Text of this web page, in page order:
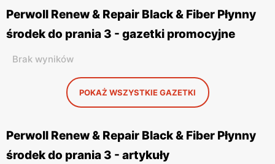
Perwoll Renew & Repair Black & Fiber Płynny
środek do prania 3 - gazetki promocyjne
Brak wyników
POKAŻ WSZYSTKIE GAZETKI
Perwoll Renew & Repair Black & Fiber Płynny
środek do prania 3 - artykuły